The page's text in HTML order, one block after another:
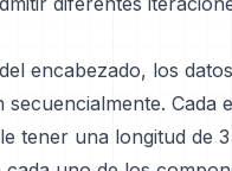
encabezado, los
secuencialmente. Cada
tener una longitud de